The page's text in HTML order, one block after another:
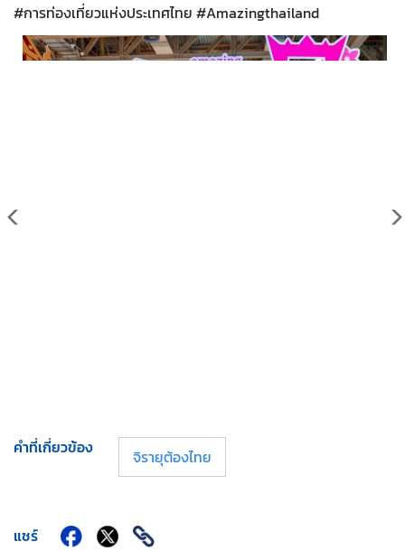
#การท่องเที่ยวแห่งประเทศไทย #Amazingthailand
คำที่เกี่ยวข้อง จิรายุต้องไทย
แชร์